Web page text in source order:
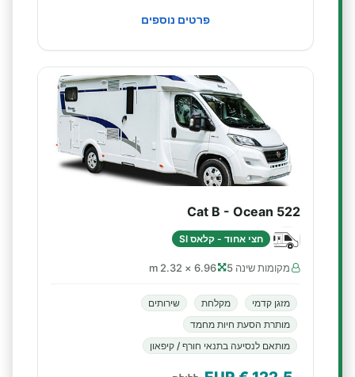
פרטים נוספים
Cat B - Ocean 522
חצי אחוד - קלאס SI
מקומות שינה 5 6.96 × 2.32 m
מזגן קדמי מקלחת
שירותים
מותרת הסעת חיות מחמד
מותאם לנסיעה בתנאי חורף / קיפאון